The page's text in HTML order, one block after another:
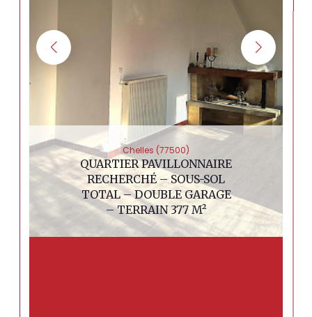
Chelles (77500)
QUARTIER PAVILLONNAIRE
RECHERCHÉ – SOUS-SOL
TOTAL – DOUBLE GARAGE
– TERRAIN 377 M²